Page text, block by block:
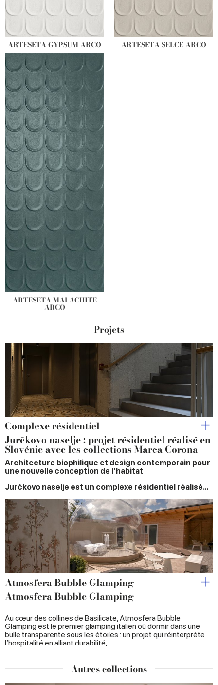
ARTESETA GYPSUM ARCO ARTESETA SELCE ARCO
ARTESETA MALACHITE
ARCO
Projets
Complexe résidentiel
Jurčkovo naselje : projet résidentiel réalisé en
Slovénie avec les collections Marca Corona
Architecture biophilique et design contemporain pour
une nouvelle conception de l’habitat
Jurčkovo naselje est un complexe résidentiel réalisé…
Atmosfera Bubble Glamping
Atmosfera Bubble Glamping
Au cœur des collines de Basilicate, Atmosfera Bubble
Glamping est le premier glamping italien où dormir dans une
bulle transparente sous les étoiles : un projet qui réinterprète
l’hospitalité en alliant durabilité,…
Autres collections